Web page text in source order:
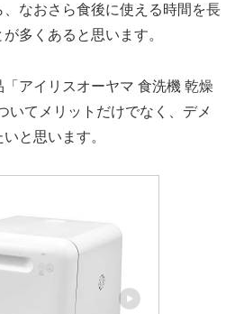
なおさら食後に使える時間を長
多くあると思います。
アイリスオーヤマ 食洗機 乾燥
てメリットだけでなく、デメ
と思います。